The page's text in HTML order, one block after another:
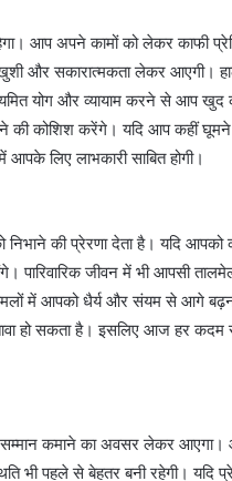
आप अपने कामों को लेकर काफी
सकारात्मकता लेकर आएगी।
योग और व्यायाम करने से आप
कोशिश करेंगे। यदि आप कहीं घूमने
आपके लिए लाभकारी साबित होगी।
की प्रेरणा देता है। यदि आपको
जीवन में भी आपसी
में आपको धैर्य और संयम से आगे
हो सकता है। इसलिए आज हर
कमाने का अवसर लेकर
भी पहले से बेहतर बनी रहेगी।